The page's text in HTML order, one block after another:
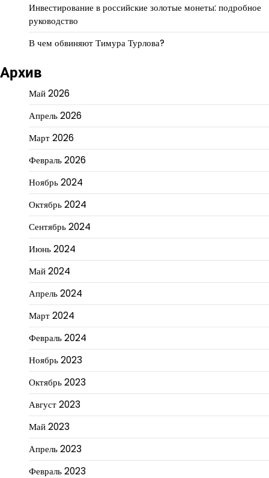
Инвестирование в российские золотые монеты: подробное
руководство
В чем обвиняют Тимура Турлова?
Архив
Май 2026
Апрель 2026
Март 2026
Февраль 2026
Ноябрь 2024
Октябрь 2024
Сентябрь 2024
Июнь 2024
Май 2024
Апрель 2024
Март 2024
Февраль 2024
Ноябрь 2023
Октябрь 2023
Август 2023
Май 2023
Апрель 2023
Февраль 2023